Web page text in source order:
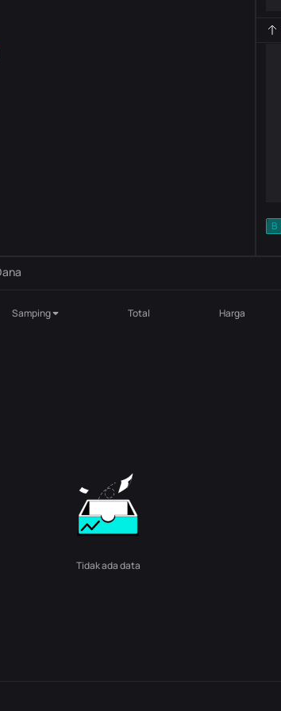
B
Samping Total Harga
Tidak ada data